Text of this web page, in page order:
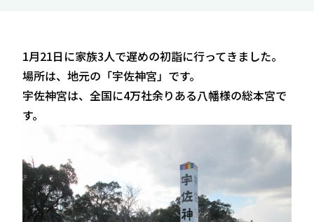
1月21日に家族3人で遅めの初詣に行ってきました。
場所は、地元の「宇佐神宮」です。
宇佐神宮は、全国に4万社余りある八幡様の総本宮で
す。